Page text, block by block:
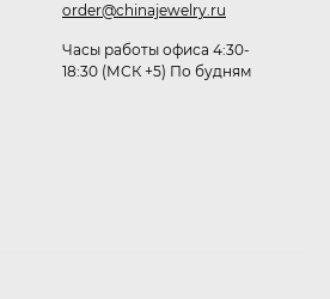
512,30 ₽
339₽
order@chinajewelry.ru
Часы работы офиса 4:30-
18:30 (МСК +5) По будням